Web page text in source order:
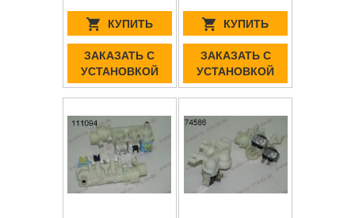
КУПИТЬ
ЗАКАЗАТЬ С
УСТАНОВКОЙ
КУПИТЬ
ЗАКАЗАТЬ С
УСТАНОВКОЙ